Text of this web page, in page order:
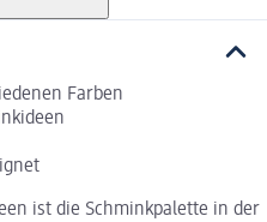
Farben
ist die Schminkpalette in der